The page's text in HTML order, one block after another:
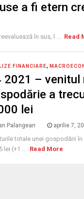
a fi etern
în sus, l ... Read
FINANCIARE,
2021 – venitul
a
lei
Palangean aprilie 7,
totale unei gospodării în
lei (+1 ...
Read More